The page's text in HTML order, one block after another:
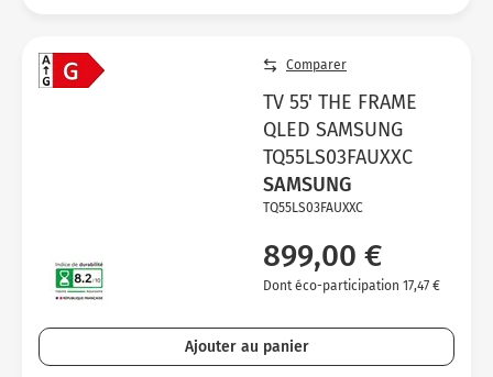
Comparer
TV 55' THE FRAME
QLED SAMSUNG
TQ55LS03FAUXXC
SAMSUNG
TQ55LS03FAUXXC
899,00 €
Dont éco-participation 17,47 €
Ajouter au panier